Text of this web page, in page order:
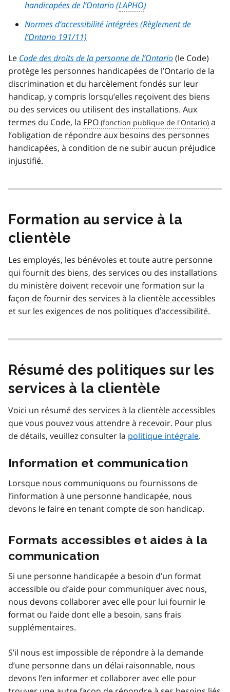
handicapées de l’Ontario (LAPHO)
Normes d’accessibilité intégrées (Règlement de
l’Ontario 191/11)
Le Code des droits de la personne de l’Ontario(le Code)
protège les personnes handicapées de l’Ontario de la
discrimination et du harcèlement fondés sur leur
handicap, y compris lorsqu’elles reçoivent des biens
ou des services ou utilisent des installations. Aux
termes du Code, la FPO
a
l’obligation de répondre aux besoins des personnes
handicapées, à condition de ne subir aucun préjudice
injustifié.
Formation au service à la
clientèle
Les employés, les bénévoles et toute autre personne
qui fournit des biens, des services ou des installations
du ministère doivent recevoir une formation sur la
façon de fournir des services à la clientèle accessibles
et sur les exigences de nos politiques d’accessibilité.
Résumé des politiques sur les
services à la clientèle
Voici un résumé des services à la clientèle accessibles
que vous pouvez vous attendre à recevoir. Pour plus
de détails, veuillez consulter la politique intégrale.
Information et communication
Lorsque nous communiquons ou fournissons de
l’information à une personne handicapée, nous
devons le faire en tenant compte de son handicap.
Formats accessibles et aides à la
communication
Si une personne handicapée a besoin d’un format
accessible ou d’aide pour communiquer avec nous,
nous devons collaborer avec elle pour lui fournir le
format ou l’aide dont elle a besoin, sans frais
supplémentaires.
S’il nous est impossible de répondre à la demande
d’une personne dans un délai raisonnable, nous
devons l’en informer et collaborer avec elle pour